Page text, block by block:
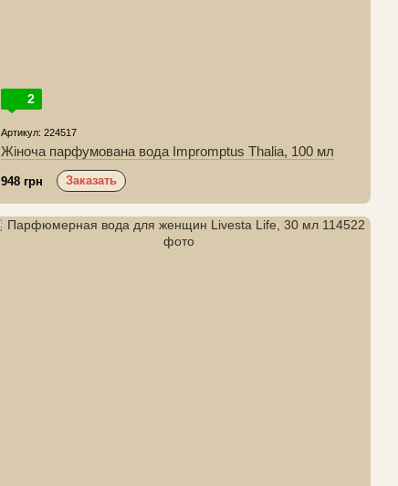
2
Артикул: 224517
Жіноча парфумована вода Impromptus Thalia, 100 мл
948 грн Заказать